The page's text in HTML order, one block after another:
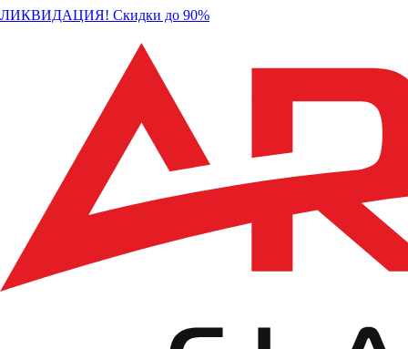
ЛИКВИДАЦИЯ! Скидки до 90%